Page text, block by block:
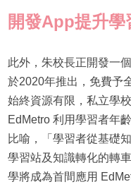
開發App提升學
此外，朱校長正開發一
於2020年推出，免費予
始終資源有限，私立學
EdMetro 利用學習者年
比喻，「學習者從基礎
學習站及知識轉化的轉
學將成為首間應用